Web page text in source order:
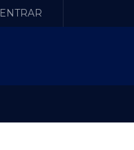
ENTRAR